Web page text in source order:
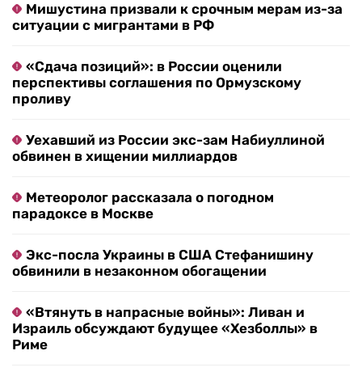
Мишустина призвали к срочным мерам из-за
ситуации с мигрантами в РФ
«Сдача позиций»: в России оценили
перспективы соглашения по Ормузскому
проливу
Уехавший из России экс-зам Набиуллиной
обвинен в хищении миллиардов
Метеоролог рассказала о погодном
парадоксе в Москве
Экс-посла Украины в США Стефанишину
обвинили в незаконном обогащении
«Втянуть в напрасные войны»: Ливан и
Израиль обсуждают будущее «Хезболлы» в
Риме